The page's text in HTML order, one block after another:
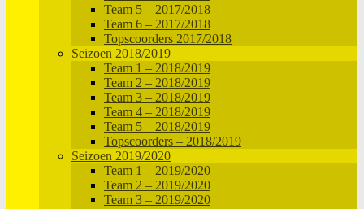
Team 5 – 2017/2018
Team 6 – 2017/2018
Topscoorders 2017/2018
Seizoen 2018/2019
Team 1 – 2018/2019
Team 2 – 2018/2019
Team 3 – 2018/2019
Team 4 – 2018/2019
Team 5 – 2018/2019
Topscoorders – 2018/2019
Seizoen 2019/2020
Team 1 – 2019/2020
Team 2 – 2019/2020
Team 3 – 2019/2020